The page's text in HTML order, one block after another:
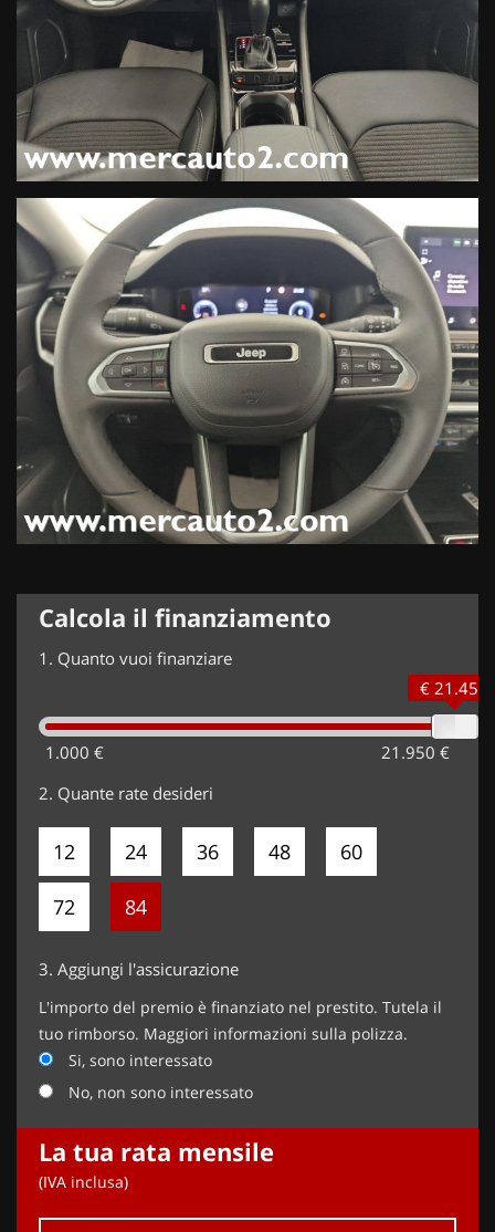
Calcola il finanziamento
1. Quanto vuoi finanziare
1.000 € 21.950 €
€ 21.450
2. Quante rate desideri
12 24 36 48 60
72 84
3. Aggiungi l'assicurazione
L'importo del premio è finanziato nel prestito. Tutela il
tuo rimborso. Maggiori informazioni sulla polizza.
Si, sono interessato
No, non sono interessato
La tua rata mensile
(IVA inclusa)